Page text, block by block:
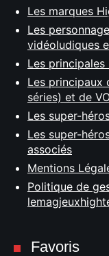
Les marques
Les
vidéoludiques
Les
Les principaux
séries) et de
Les super-
Les super-
associés
Mentions
Politique de
Favoris